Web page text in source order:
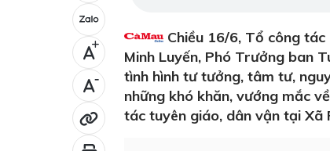
+
-
Chiều 16/6, Tổ công
Minh Luyến, Phó Trưởng ban
tình hình tư tưởng, tâm tư,
những khó khăn, vướng mắc
tác tuyên giáo, dân vận tại Xã